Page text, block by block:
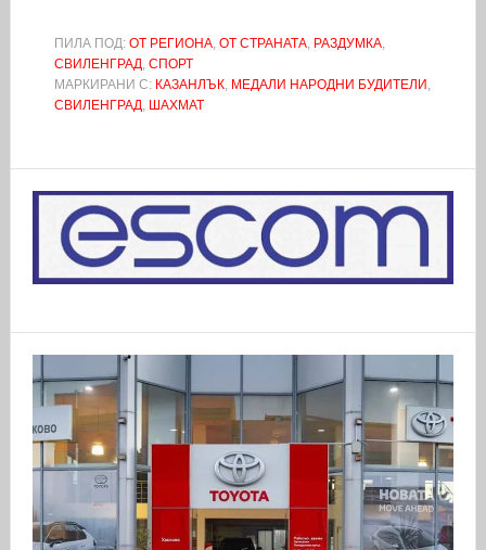
ПИЛА ПОД: ОТ РЕГИОНА, ОТ СТРАНАТА, РАЗДУМКА,
СВИЛЕНГРАД, СПОРТ
МАРКИРАНИ С: КАЗАНЛЪК, МЕДАЛИ НАРОДНИ БУДИТЕЛИ ,
СВИЛЕНГРАД, ШАХМАТ